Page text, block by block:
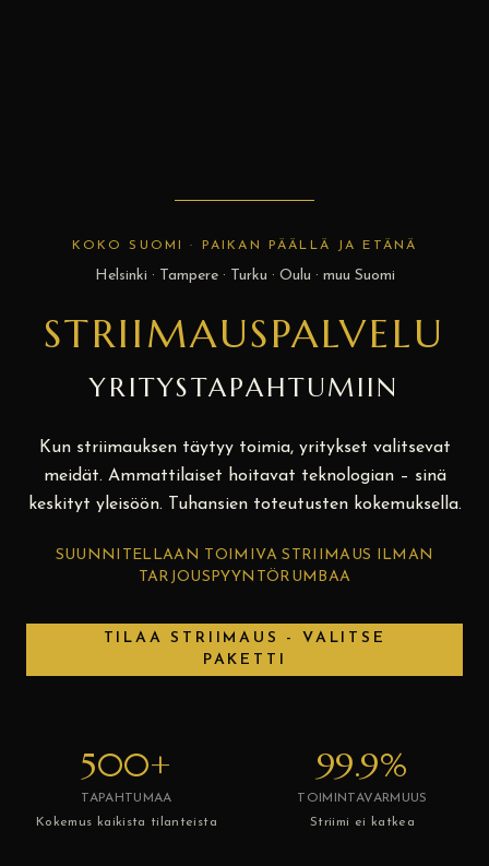
KOKO SUOMI · PAIKAN PÄÄLLÄ JA ETÄNÄ
Helsinki · Tampere · Turku · Oulu · muu Suomi
STRIIMAUSPALVELU
YRITYSTAPAHTUMIIN
Kun striimauksen täytyy toimia, yritykset valitsevat
meidät. Ammattilaiset hoitavat teknologian – sinä
keskityt yleisöön. Tuhansien toteutusten kokemuksella.
SUUNNITELLAAN TOIMIVA STRIIMAUS ILMAN
TARJOUSPYYNTÖRUMBAA
TILAA STRIIMAUS - VALITSE
PAKETTI
500+
TAPAHTUMAA
Kokemus kaikista tilanteista
99.9%
TOIMINTAVARMUUS
Striimi ei katkea